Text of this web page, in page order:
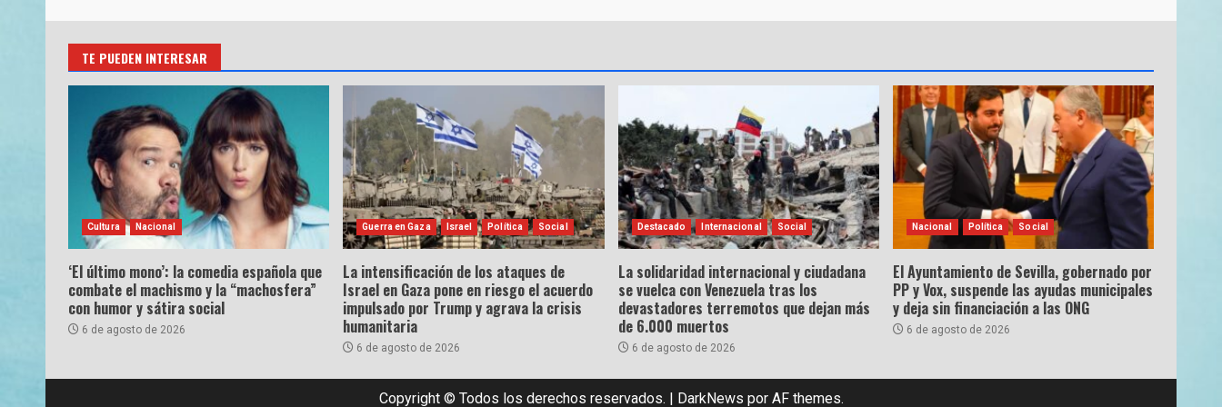
TE PUEDEN INTERESAR
Cultura Nacional
‘El último mono’: la comedia española que
combate el machismo y la “machosfera”
con humor y sátira social
6 de agosto de 2026
Guerra en Gaza Israel Política Social
La intensificación de los ataques de
Israel en Gaza pone en riesgo el acuerdo
impulsado por Trump y agrava la crisis
humanitaria
6 de agosto de 2026
Destacado Internacional Social
La solidaridad internacional y ciudadana
se vuelca con Venezuela tras los
devastadores terremotos que dejan más
de 6.000 muertos
6 de agosto de 2026
Nacional Política Social
El Ayuntamiento de Sevilla, gobernado por
PP y Vox, suspende las ayudas municipales
y deja sin financiación a las ONG
6 de agosto de 2026
Copyright © Todos los derechos reservados. | DarkNews por AF themes.